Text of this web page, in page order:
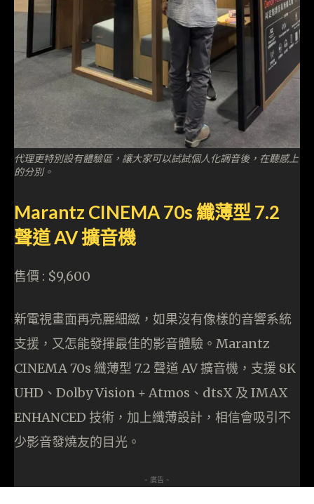
代理更特別設有體驗區，讓大家可以試試個人化調音後，在聽感上
的分別。
Marantz CINEMA 70s 纖薄型 7.2
聲道 AV 擴音機
售價 : $9,600
新電視畫面再亮麗細緻，如果沒有像樣的音響系統
支援，又怎能發揮最佳的影音體驗。Marantz
CINEMA 70s 纖薄型 7.2 聲道 AV 擴音機，支援 8K
UHD、Dolby Vision + Atmos、dtsX 及 IMAX
ENHANCED 技術，加上纖薄設計，相信會吸引不
少影音發燒友的目光。
- 廣告 -